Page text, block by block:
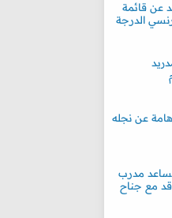
قائمة
الدرجة
عن نجله
مدرب
مع جناح